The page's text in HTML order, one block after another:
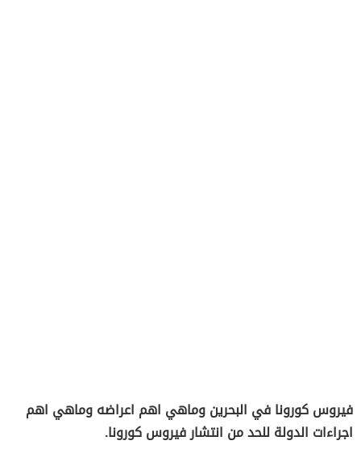
فيروس كورونا في البحرين وماهي اهم اعراضه وماهي اهم
اجراءات الدولة للحد من انتشار فيروس كورونا.